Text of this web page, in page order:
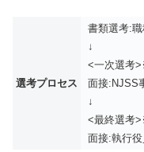
選考プロセス
書類選考:
↓
<一次選考
面接:NJSS
↓
<最終選考
面接:執行